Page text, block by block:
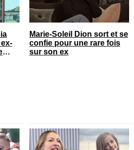
Marie-Soleil Dion sort et se
confie pour une rare fois
sur son ex